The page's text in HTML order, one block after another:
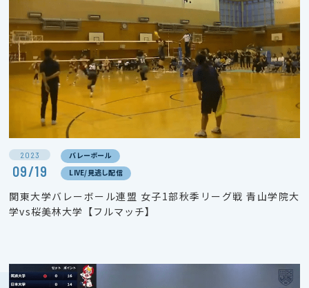
2023
09/19
バレーボール
LIVE/見逃し配信
関東大学バレーボール連盟 女子1部秋季リーグ戦 青山学院大
学vs桜美林大学【フルマッチ】